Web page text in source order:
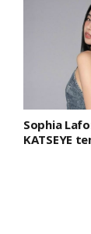
Sophia
KATSEYE